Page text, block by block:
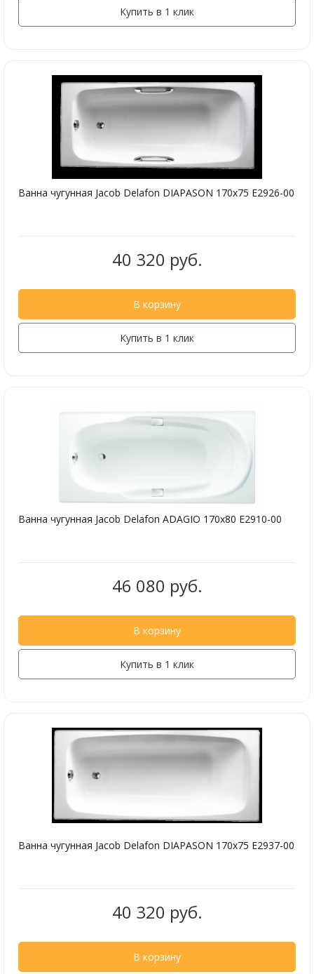
Купить в 1 клик
Ванна чугунная Jacob Delafon DIAPASON 170х75 E2926-00
40 320 руб.
В корзину
Купить в 1 клик
Ванна чугунная Jacob Delafon ADAGIO 170х80 E2910-00
46 080 руб.
В корзину
Купить в 1 клик
Ванна чугунная Jacob Delafon DIAPASON 170х75 E2937-00
40 320 руб.
В корзину